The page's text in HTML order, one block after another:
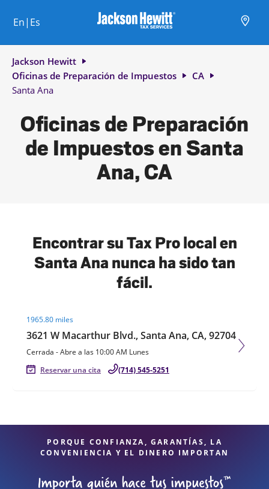
En|Es
Jackson Hewitt
Oficinas de Preparación de Impuestos
CA
Santa Ana
Oficinas de Preparación
de Impuestos en Santa
Ana, CA
Encontrar su Tax Pro local en
Santa Ana nunca ha sido tan
fácil.
1965.80 miles
3621 W Macarthur Blvd., Santa Ana, CA, 92704
Cerrada -Abre a las 10:00 AM Lunes
Reservar una cita
(714) 545-5251
PORQUE CONFIANZA, GARANTÍAS, LA
CONVENIENCIA Y EL DINERO IMPORTAN